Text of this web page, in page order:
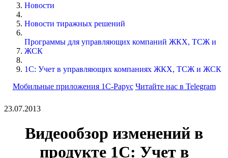
Новости
Новости тиражных решений
Программы для управляющих компаний ЖКХ, ТСЖ и
ЖСК
1С: Учет в управляющих компаниях ЖКХ, ТСЖ и ЖСК
Мобильные приложения 1С-Рарус Читайте нас в Telegram
23.07.2013
Видеообзор изменений в
продукте 1С: Учет в